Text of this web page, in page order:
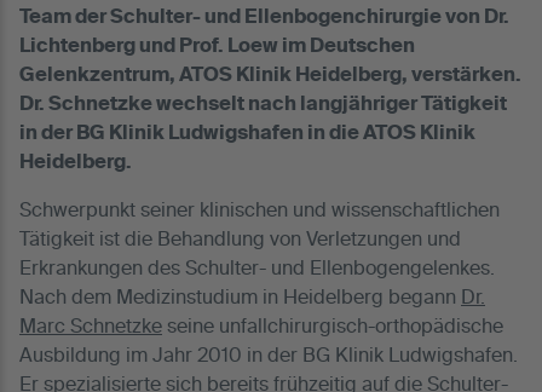
Team der Schulter- und Ellenbogenchirurgie von Dr.
Lichtenberg und Prof. Loew im Deutschen
Gelenkzentrum, ATOS Klinik Heidelberg, verstärken.
Dr. Schnetzke wechselt nach langjähriger Tätigkeit
in der BG Klinik Ludwigshafen in die ATOS Klinik
Heidelberg.
Schwerpunkt seiner klinischen und wissenschaftlichen
Tätigkeit ist die Behandlung von Verletzungen und
Erkrankungen des Schulter- und Ellenbogengelenkes.
Nach dem Medizinstudium in Heidelberg begann Dr.
Marc Schnetzke seine unfallchirurgisch-orthopädische
Ausbildung im Jahr 2010 in der BG Klinik Ludwigshafen.
Er spezialisierte sich bereits frühzeitig auf die Schulter-